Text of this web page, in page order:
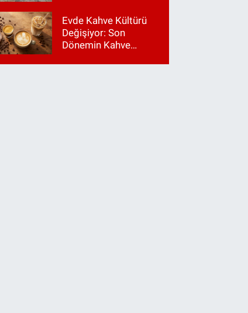
Evde Kahve Kültürü
Değişiyor: Son
Dönemin Kahve